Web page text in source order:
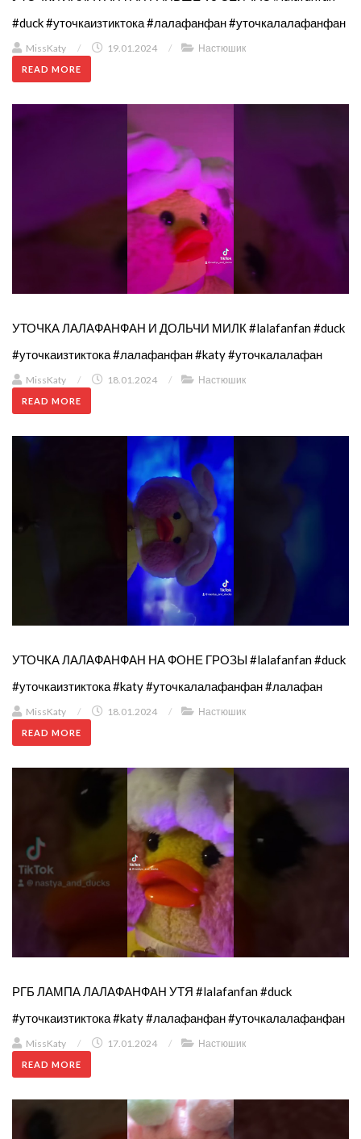
#duck #уточкаизтиктока #лалафанфан #уточкалалафанфан
MissKaty / 19.01.2024 / Настюшик
READ MORE
УТОЧКА ЛАЛАФАНФАН И ДОЛЬЧИ МИЛК #lalafanfan #duck
#уточкаизтиктока #лалафанфан #katy #уточкалалафан
MissKaty / 18.01.2024 / Настюшик
READ MORE
УТОЧКА ЛАЛАФАНФАН НА ФОНЕ ГРОЗЫ #lalafanfan #duck
#уточкаизтиктока #katy #уточкалалафанфан #лалафан
MissKaty / 18.01.2024 / Настюшик
READ MORE
РГБ ЛАМПА ЛАЛАФАНФАН УТЯ #lalafanfan #duck
#уточкаизтиктока #katy #лалафанфан #уточкалалафанфан
MissKaty / 17.01.2024 / Настюшик
READ MORE